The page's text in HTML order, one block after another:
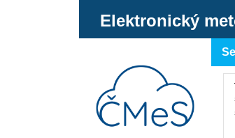
Elektronický